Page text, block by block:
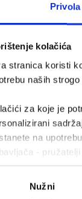
Privola
kolačića
stranica koristi
naših
za koje je
na
-
Nužni
našu ambiciju
The Year »
vozila